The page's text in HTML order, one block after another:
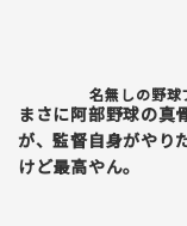
名無しの野球
まさに阿部野球の真
が、監督自身がやり
けど最高やん。